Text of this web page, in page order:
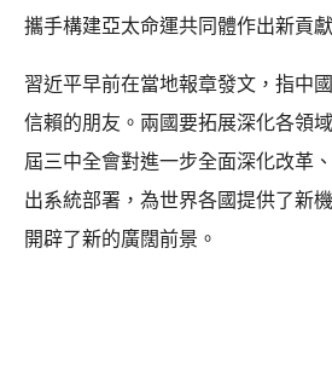
攜手構建亞太命運共同體作出新貢獻
習近平早前在當地報章發文，指中
信賴的朋友。兩國要拓展深化各領
屆三中全會對進一步全面深化改革
出系統部署，為世界各國提供了新
開辟了新的廣闊前景。